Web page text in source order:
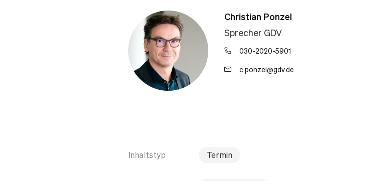
Christian Ponzel
Sprecher GDV
030-2020-5901
c.ponzel@gdv.de
Inhaltstyp Termin